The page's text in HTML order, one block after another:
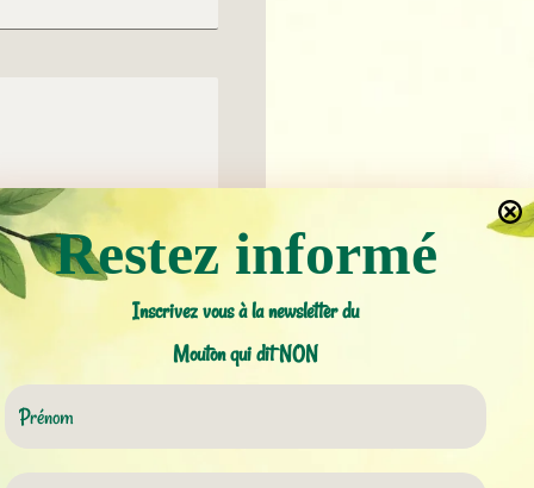
0 / 180
ENVOYER LE MESSAGE
Restez informé
Inscrivez vous à la newsletter du
Mouton qui dit NON